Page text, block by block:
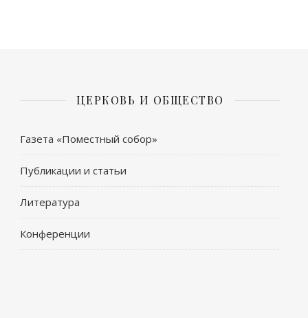
ЦЕРКОВЬ И ОБЩЕСТВО
Газета «Поместный собор»
Публикации и статьи
Литература
Конференции